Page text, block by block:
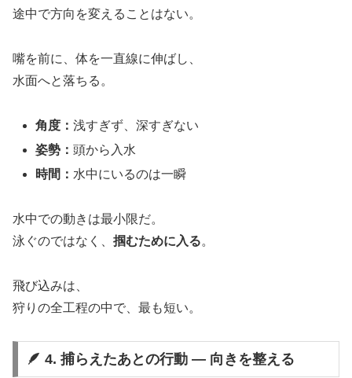
途中で方向を変えることはない。
嘴を前に、体を一直線に伸ばし、
水面へと落ちる。
角度：浅すぎず、深すぎない
姿勢：頭から入水
時間： 水中にいるのは一瞬
水中での動きは最小限だ。
泳ぐのではなく、 掴むために入る。
飛び込みは、
狩りの全工程の中で、最も短い。
🪶 4. 捕らえたあとの行動 ― 向きを整える